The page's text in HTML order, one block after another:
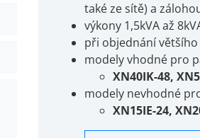
také ze sítě) a
výkony 1,5kVA až
při objednání
modely vhodné pro
XN40IK-48,
modely nevhodné
XN15IE-24,